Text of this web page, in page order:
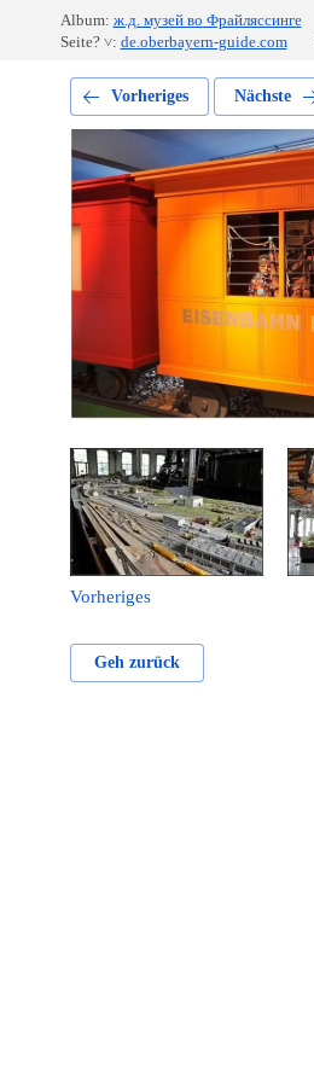
Album: ж.д. музей во Фрайляссинге
Seite? ˅: de.oberbayern-guide.com
Vorheriges Nächste
Vorheriges
Geh zurück